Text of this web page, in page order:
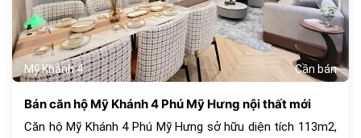
Mỹ Khánh 4 Cần bán
Bán căn hộ Mỹ Khánh 4 Phú Mỹ Hưng nội thất mới
Căn hộ Mỹ Khánh 4 Phú Mỹ Hưng sở hữu diện tích 113m2,